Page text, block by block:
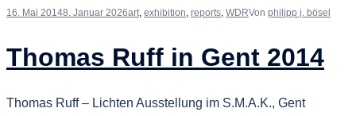
16. Mai 20148. Januar 2026art, exhibition, reports, WDRVon philipp j. bösel
Thomas Ruff in Gent 2014
Thomas Ruff – Lichten Ausstellung im S.M.A.K., Gent